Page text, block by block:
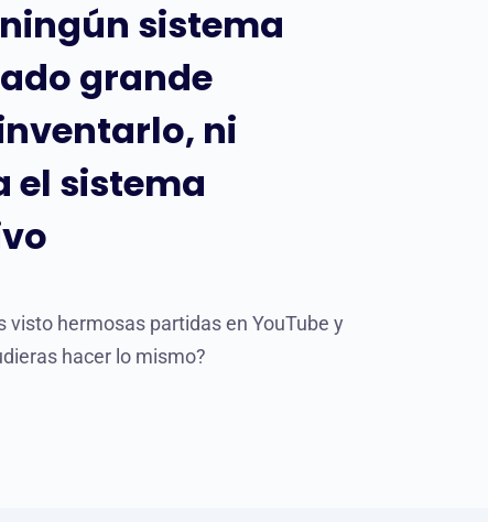
sistema
grande
ni
el sistema
visto hermosas partidas en YouTube y
hacer lo mismo?